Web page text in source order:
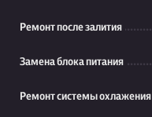
Ремонт после залития
Замена блока питания
Ремонт системы охлажения